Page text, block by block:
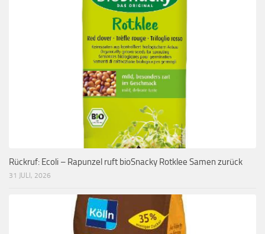
Rückruf: Ecoli – Rapunzel ruft bioSnacky Rotklee Samen zurück
31 JULI, 2026